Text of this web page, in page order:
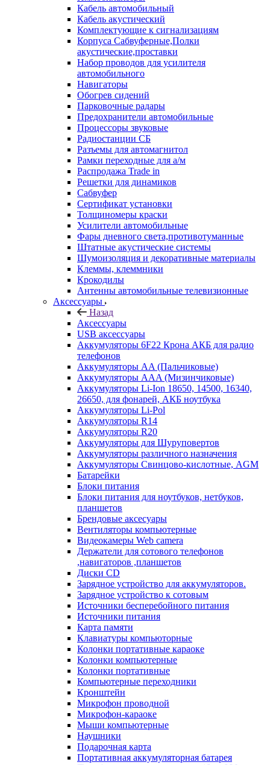
Кабель автомобильный
Кабель акустический
Комплектующие к сигнализациям
Корпуса Сабвуферные,Полки
акустические,проставки
Набор проводов для усилителя
автомобильного
Навигаторы
Обогрев сидений
Парковочные радары
Предохранители автомобильные
Процессоры звуковые
Радиостанции СБ
Разъемы для автомагнитол
Рамки переходные для а/м
Распродажа Trade in
Решетки для динамиков
Сабвуфер
Сертификат установки
Толщиномеры краски
Усилители автомобильные
Фары дневного света,противотуманные
Штатные акустические системы
Шумоизоляция и декоративные материалы
Клеммы, клеммники
Крокодилы
Антенны автомобильные телевизионные
Аксессуары
Назад
Аксессуары
USB аксессуары
Аккумуляторы 6F22 Крона АКБ для радио
телефонов
Аккумуляторы AA (Пальчиковые)
Аккумуляторы AAA (Мизинчиковые)
Аккумуляторы Li-Ion 18650, 14500, 16340,
26650, для фонарей, АКБ ноутбука
Аккумуляторы Li-Pol
Аккумуляторы R14
Аккумуляторы R20
Аккумуляторы для Шуруповертов
Аккумуляторы различного назначения
Аккумуляторы Свинцово-кислотные, AGM
Батарейки
Блоки питания
Блоки питания для ноутбуков, нетбуков,
планшетов
Брендовые аксесуары
Вентиляторы компьютерные
Видеокамеры Web camera
Держатели для сотового телефонов
,навигаторов ,планшетов
Диски CD
Зарядное устройство для аккумуляторов.
Зарядное устройство к сотовым
Источники бесперебойного питания
Источники питания
Карта памяти
Клавиатуры компьюторные
Колонки портативные караоке
Колонки компьютерные
Колонки портативные
Компьютерные переходники
Кронштейн
Микрофон проводной
Микрофон-караоке
Мыши компьютерные
Наушники
Подарочная карта
Портативная аккумуляторная батарея